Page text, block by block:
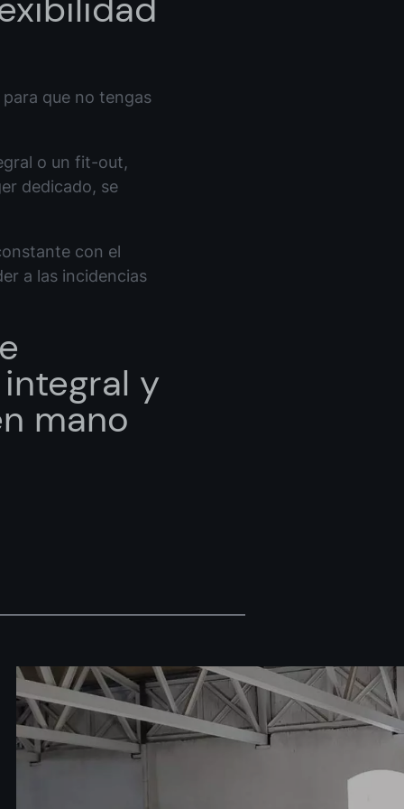
que no tengas
o un fit-out,
dedicado, se
con el
a las incidencias
y
mano